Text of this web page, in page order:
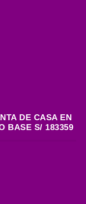
DE CASA EN
BASE S/ 183359